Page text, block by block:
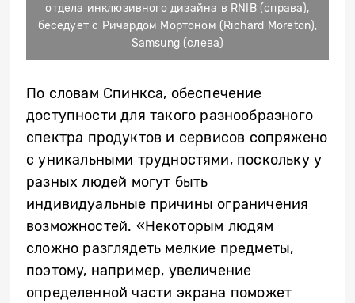
отдела инклюзивного дизайна в RNIB (справа),
беседует с Ричардом Мортоном (Richard Moreton),
Samsung (слева)
По словам Спинкса, обеспечение
доступности для такого разнообразного
спектра продуктов и сервисов сопряжено
с уникальными трудностями, поскольку у
разных людей могут быть
индивидуальные причины ограничения
возможностей. «Некоторым людям
сложно разглядеть мелкие предметы,
поэтому, например, увеличение
определенной части экрана поможет